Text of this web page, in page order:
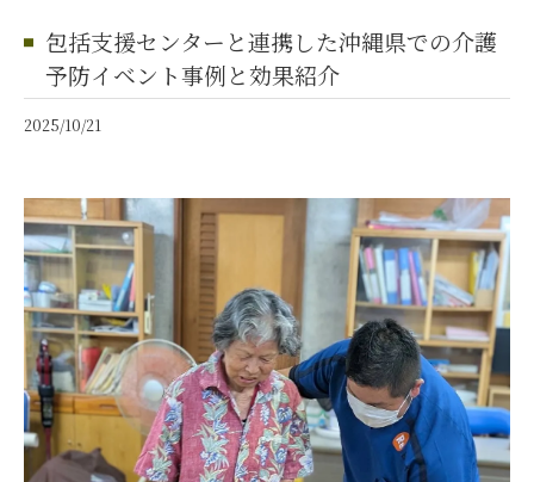
包括支援センターと連携した沖縄県での介護
予防イベント事例と効果紹介
2025/10/21